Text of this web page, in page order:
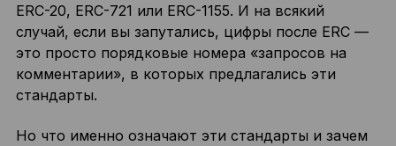
ERC-20, ERC-721 или ERC-1155. И на всякий
случай, если вы запутались, цифры после ERC —
это просто порядковые номера «запросов на
комментарии», в которых предлагались эти
стандарты.
Но что именно означают эти стандарты и зачем